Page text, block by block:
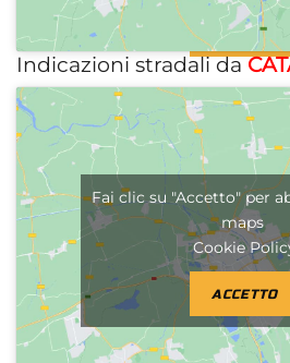
Indicazioni stradali da
Fai clic su "Accetto" per
maps
Cookie
ACCETTO